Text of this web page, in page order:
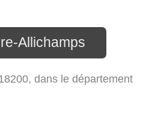
Allichamps
dans le département